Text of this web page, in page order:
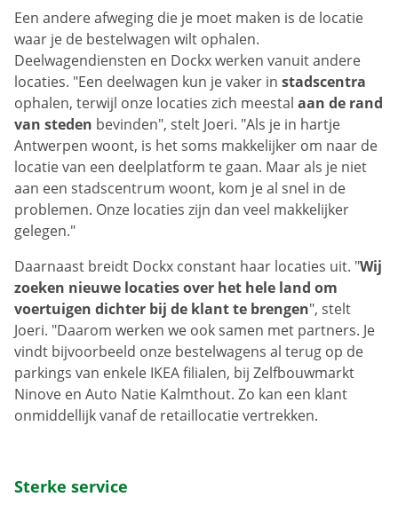
Een andere afweging die je moet maken is de locatie
waar je de bestelwagen wilt ophalen.
Deelwagendiensten en Dockx werken vanuit andere
locaties. "Een deelwagen kun je vaker in stadscentra
ophalen, terwijl onze locaties zich meestal aan de rand
van steden bevinden", stelt Joeri. "Als je in hartje
Antwerpen woont, is het soms makkelijker om naar de
locatie van een deelplatform te gaan. Maar als je niet
aan een stadscentrum woont, kom je al snel in de
problemen. Onze locaties zijn dan veel makkelijker
gelegen."
Daarnaast breidt Dockx constant haar locaties uit. "Wij
zoeken nieuwe locaties over het hele land om
voertuigen dichter bij de klant te brengen", stelt
Joeri. "Daarom werken we ook samen met partners. Je
vindt bijvoorbeeld onze bestelwagens al terug op de
parkings van enkele IKEA filialen, bij Zelfbouwmarkt
Ninove en Auto Natie Kalmthout. Zo kan een klant
onmiddellijk vanaf de retaillocatie vertrekken.
Sterke service